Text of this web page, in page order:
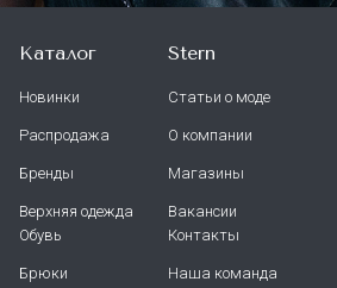
Каталог
Новинки
Распродажа
Бренды
Верхняя одежда
Обувь
Брюки
Stern
Статьи о моде
О компании
Магазины
Вакансии
Контакты
Наша команда